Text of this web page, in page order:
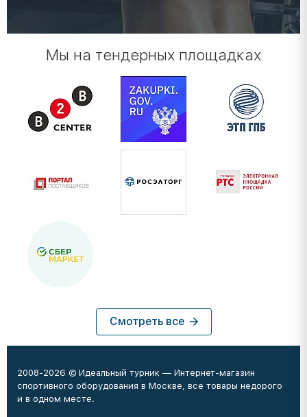
Мы на тендерных площадках
Смотреть все
2008-2026 © Идеальный турник — Интернет-магазин
спортивного оборудования в Москве, все товары недорого
и в одном месте.